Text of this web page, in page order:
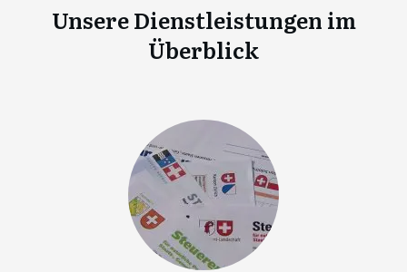
Unsere Dienstleistungen im
Überblick